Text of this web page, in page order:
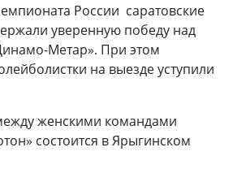
России саратовские
уверенную победу над
Метар». При этом
на выезде уступили
женскими командами
состоится в Ярыгинском